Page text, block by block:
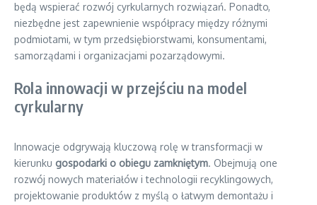
będą wspierać rozwój cyrkularnych rozwiązań. Ponadto,
niezbędne jest zapewnienie współpracy między różnymi
podmiotami, w tym przedsiębiorstwami, konsumentami,
samorządami i organizacjami pozarządowymi.
Rola innowacji w przejściu na model
cyrkularny
Innowacje odgrywają kluczową rolę w transformacji w
kierunku gospodarki o obiegu zamkniętym. Obejmują one
rozwój nowych materiałów i technologii recyklingowych,
projektowanie produktów z myślą o łatwym demontażu i